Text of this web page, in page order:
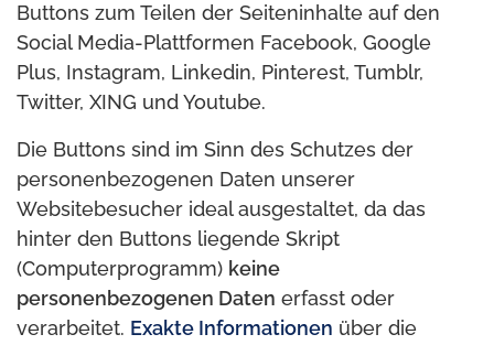
Buttons zum Teilen der Seiteninhalte auf den
Social Media-Plattformen Facebook, Google
Plus, Instagram, Linkedin, Pinterest, Tumblr,
Twitter, XING und Youtube.
Die Buttons sind im Sinn des Schutzes der
personenbezogenen Daten unserer
Websitebesucher ideal ausgestaltet, da das
hinter den Buttons liegende Skript
(Computerprogramm) keine
personenbezogenen Daten erfasst oder
verarbeitet. Exakte Informationen über die